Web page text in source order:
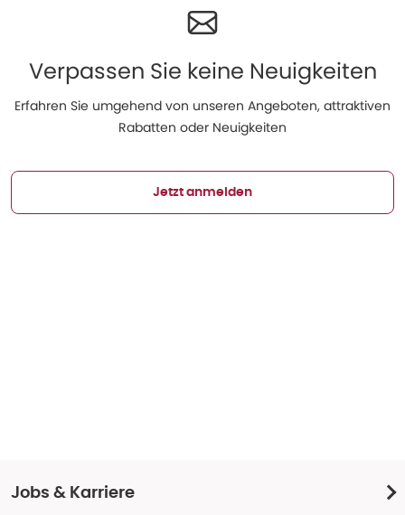
Verpassen Sie keine Neuigkeiten
Erfahren Sie umgehend von unseren Angeboten, attraktiven
Rabatten oder Neuigkeiten
Jetzt anmelden
Jobs & Karriere